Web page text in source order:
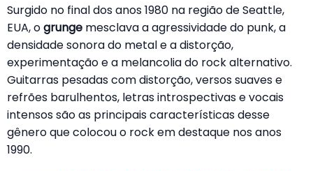
navegação
Surgido no final dos anos 1980 na região de Seattle,
EUA, ogrunge mesclava a agressividade do punk, a
densidade sonora do metal e a distorção,
experimentação e a melancolia do rock alternativo.
Guitarras pesadas com distorção, versos suaves e
refrões barulhentos, letras introspectivas e vocais
intensos são as principais características desse
gênero que colocou o rock em destaque nos anos
1990.